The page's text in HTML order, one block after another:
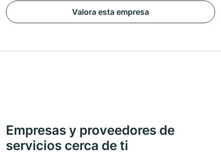
Valora esta empresa
Empresas y proveedores de
servicios cerca de ti